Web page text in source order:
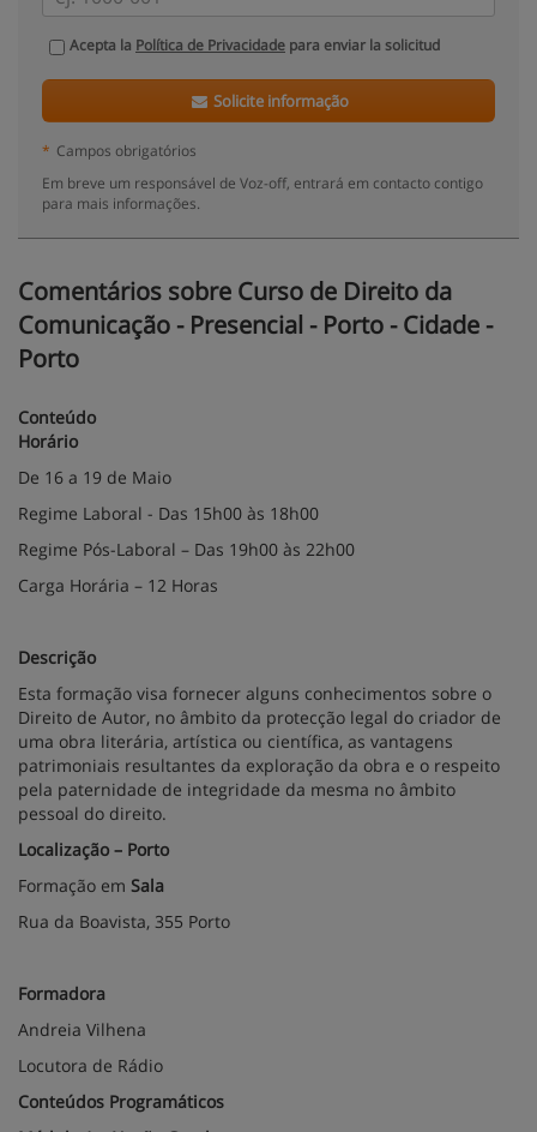
Acepta la Política de Privacidade para enviar la solicitud
Solicite informação
* Campos obrigatórios
Em breve um responsável de Voz-off, entrará em contacto contigo
para mais informações.
Comentários sobre Curso de Direito da
Comunicação - Presencial - Porto - Cidade -
Porto
Conteúdo
Horário
De 16 a 19 de Maio
Regime Laboral - Das 15h00 às 18h00
Regime Pós-Laboral – Das 19h00 às 22h00
Carga Horária – 12 Horas
Descrição
Esta formação visa fornecer alguns conhecimentos sobre o
Direito de Autor, no âmbito da protecção legal do criador de
uma obra literária, artística ou científica, as vantagens
patrimoniais resultantes da exploração da obra e o respeito
pela paternidade de integridade da mesma no âmbito
pessoal do direito.
Localização – Porto
Formação em Sala
Rua da Boavista, 355 Porto
Formadora
Andreia Vilhena
Locutora de Rádio
Conteúdos Programáticos